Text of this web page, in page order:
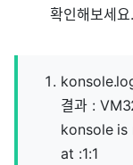
확인해보세요.
결과 :
konsole
at :1:1